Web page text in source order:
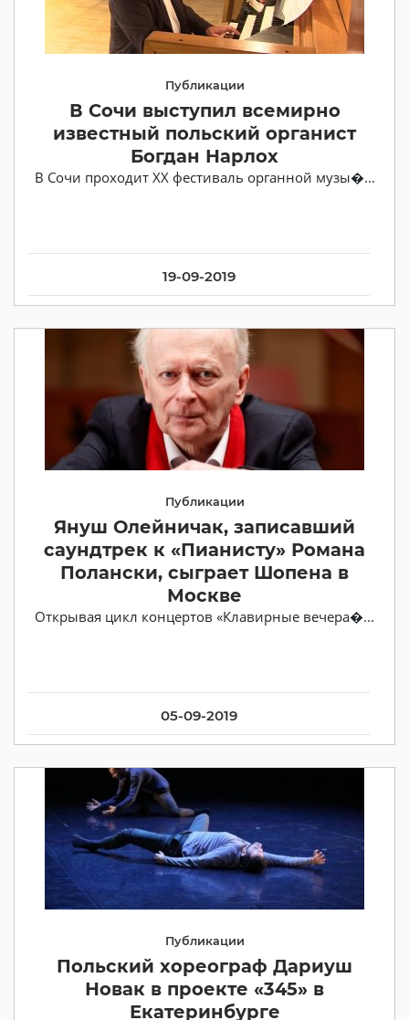
19-09-2019
Публикации
В Сочи выступил всемирно
известный польский органист
Богдан Нарлох
В Сочи проходит ХХ фестиваль органной музы�...
05-09-2019
Публикации
Януш Олейничак, записавший
саундтрек к «Пианисту» Романа
Полански, сыграет Шопена в
Москве
Открывая цикл концертов «Клавирные вечера�...
Публикации
Польский хореограф Дариуш
Новак в проекте «345» в
Екатеринбурге